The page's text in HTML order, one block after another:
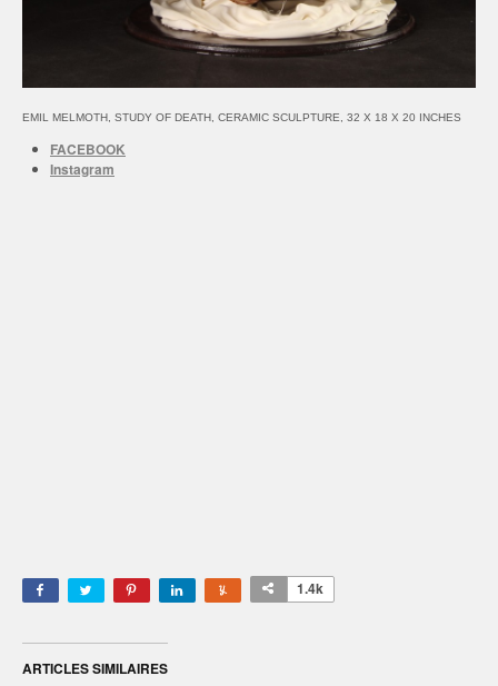
EMIL MELMOTH, STUDY OF DEATH, CERAMIC SCULPTURE, 32 X 18 X 20 INCHES
FACEBOOK
Instagram
1.4k
ARTICLES SIMILAIRES